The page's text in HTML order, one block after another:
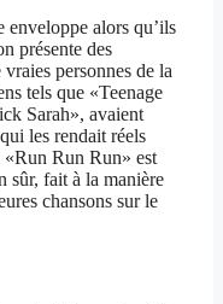
enveloppe alors qu’ils
présente des
personnes de la
tels que «Teenage
Sarah», avaient
les rendait réels
«Run Run Run» est
sûr, fait à la manière
chansons sur le